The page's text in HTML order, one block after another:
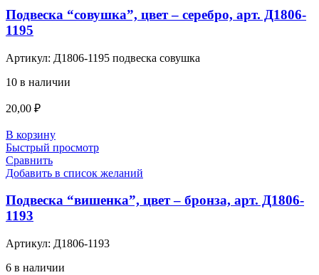
Подвеска “совушка”, цвет – серебро, арт. Д1806-
1195
Артикул: Д1806-1195 подвеска совушка
10 в наличии
20,00 ₽
В корзину
Быстрый просмотр
Сравнить
Добавить в список желаний
Подвеска “вишенка”, цвет – бронза, арт. Д1806-
1193
Артикул: Д1806-1193
6 в наличии